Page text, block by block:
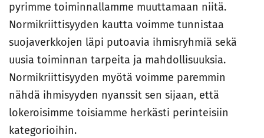
pyrimme toiminnallamme muuttamaan niitä.
Normikriittisyyden kautta voimme tunnistaa
suojaverkkojen läpi putoavia ihmisryhmiä sekä
uusia toiminnan tarpeita ja mahdollisuuksia.
Normikriittisyyden myötä voimme paremmin
nähdä ihmisyyden nyanssit sen sijaan, että
lokeroisimme toisiamme herkästi perinteisiin
kategorioihin.